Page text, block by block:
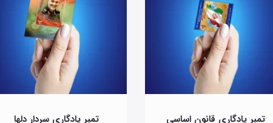
تمبر یادگاری قانون اساسی تمبر یادگاری سردار دلها